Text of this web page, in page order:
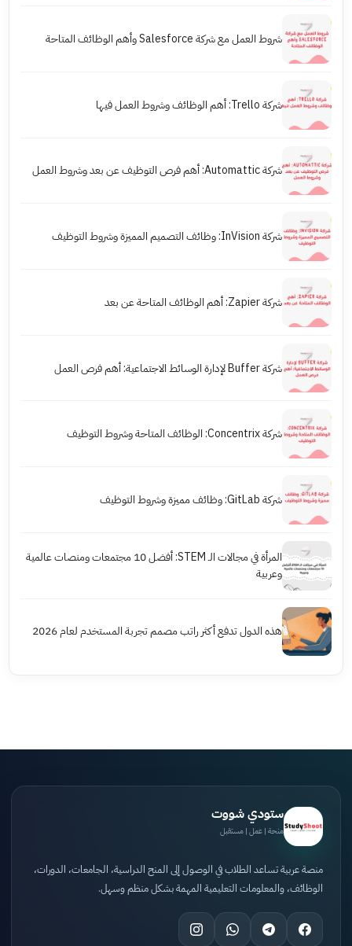
شروط العمل مع شركة Salesforce وأهم الوظائف المتاحة
شركة Trello: أهم الوظائف وشروط العمل فيها
شركة Automattic: أهم فرص التوظيف عن بعد وشروط العمل
شركة InVision: وظائف التصميم المميزة وشروط التوظيف
شركة Zapier: أهم الوظائف المتاحة عن بعد
شركة Buffer لإدارة الوسائط الاجتماعية: أهم فرص العمل
شركة Concentrix: الوظائف المتاحة وشروط التوظيف
شركة GitLab: وظائف مميزة وشروط التوظيف
المرأة في مجالات الـ STEM: أفضل 10 مجتمعات ومنصات عالمية
وعربية
هذه الدول تدفع أكثر راتب مصمم تجربة المستخدم لعام 2026
ستودي شووت
منحة | عمل | مستقبل
منصة عربية تساعد الطلاب في الوصول إلى المنح الدراسية، الجامعات، الدورات،
الوظائف، والمعلومات التعليمية المهمة بشكل منظم وسهل.